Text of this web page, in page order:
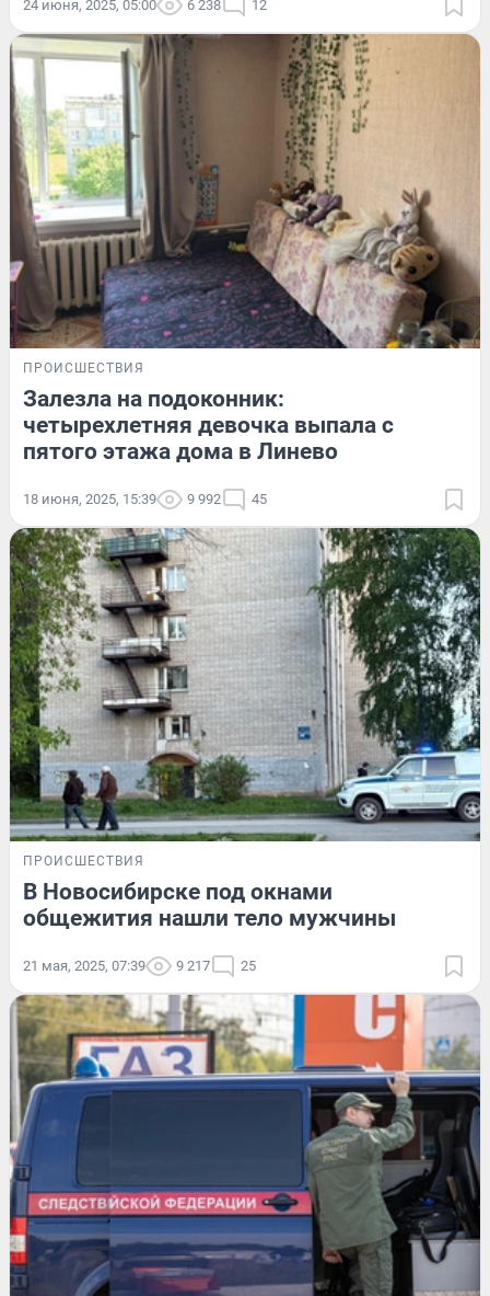
24 июня, 2025, 05:00 6 238 12
ПРОИСШЕСТВИЯ
Залезла на подоконник:
четырехлетняя девочка выпала с
пятого этажа дома в Линево
18 июня, 2025, 15:39 9 992 45
ПРОИСШЕСТВИЯ
В Новосибирске под окнами
общежития нашли тело мужчины
21 мая, 2025, 07:39 9 217 25